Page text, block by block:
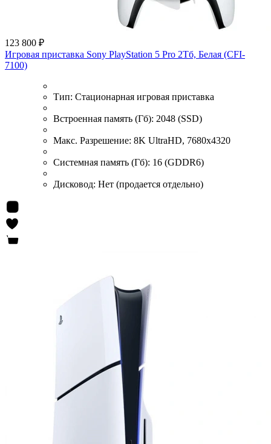
123 800 ₽
Игровая приставка Sony PlayStation 5 Pro 2Тб, Белая (CFI-
7100)
Тип: Стационарная игровая приставка
Встроенная память (Гб): 2048 (SSD)
Макс. Разрешение: 8K UltraHD, 7680x4320
Системная память (Гб): 16 (GDDR6)
Дисковод: Нет (продается отдельно)